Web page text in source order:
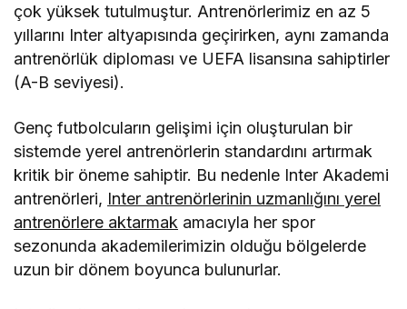
çok yüksek tutulmuştur. Antrenörlerimiz en az 5
yıllarını Inter altyapısında geçirirken, aynı zamanda
antrenörlük diploması ve UEFA lisansına sahiptirler
(A-B seviyesi).
Genç futbolcuların gelişimi için oluşturulan bir
sistemde yerel antrenörlerin standardını artırmak
kritik bir öneme sahiptir. Bu nedenle Inter Akademi
antrenörleri, Inter antrenörlerinin uzmanlığını yerel
antrenörlere aktarmak amacıyla her spor
sezonunda akademilerimizin olduğu bölgelerde
uzun bir dönem boyunca bulunurlar.